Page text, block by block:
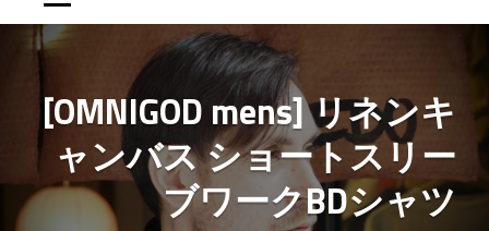
[OMNIGOD mens] リネンキ
ャンバス ショートスリー
ブワークBDシャツ